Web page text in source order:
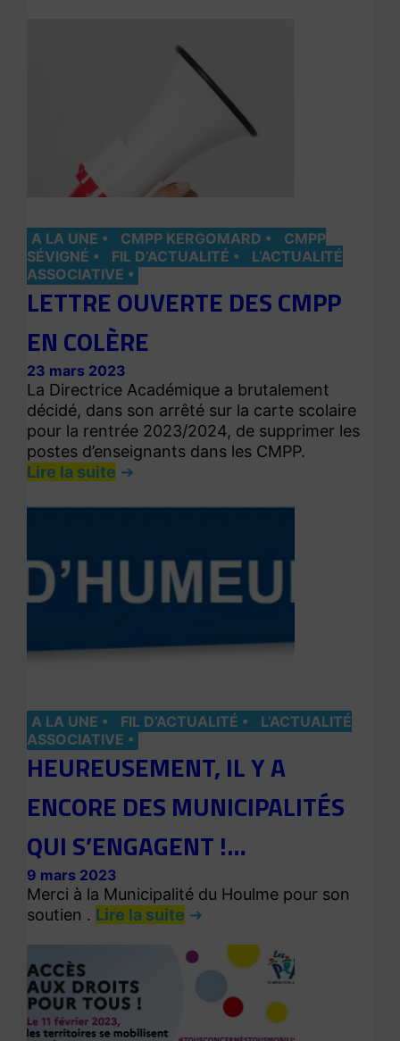
A LA UNE CMPP KERGOMARD
CMPP
SÉVIGNÉ
FIL D’ACTUALITÉ
L’ACTUALITÉ
ASSOCIATIVE
LETTRE OUVERTE DES CMPP
EN COLÈRE
23 mars 2023
La Directrice Académique a brutalement
décidé, dans son arrêté sur la carte scolaire
pour la rentrée 2023/2024, de supprimer les
postes d’enseignants dans les CMPP.
Lire la suite
A LA UNE FIL D’ACTUALITÉ
L’ACTUALITÉ
ASSOCIATIVE
HEUREUSEMENT, IL Y A
ENCORE DES MUNICIPALITÉS
QUI S’ENGAGENT !…
9 mars 2023
Merci à la Municipalité du Houlme pour son
soutien . Lire la suite